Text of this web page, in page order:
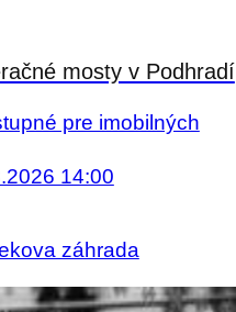
mosty v Podhradí
14:00
záhrada